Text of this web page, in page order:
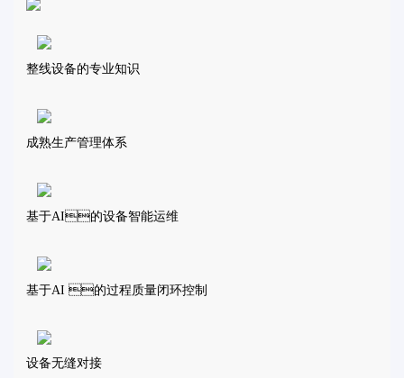
整线设备的专业知识
成熟生产管理体系
基于AI的设备智能运维
基于AI 的过程质量闭环控制
设备无缝对接